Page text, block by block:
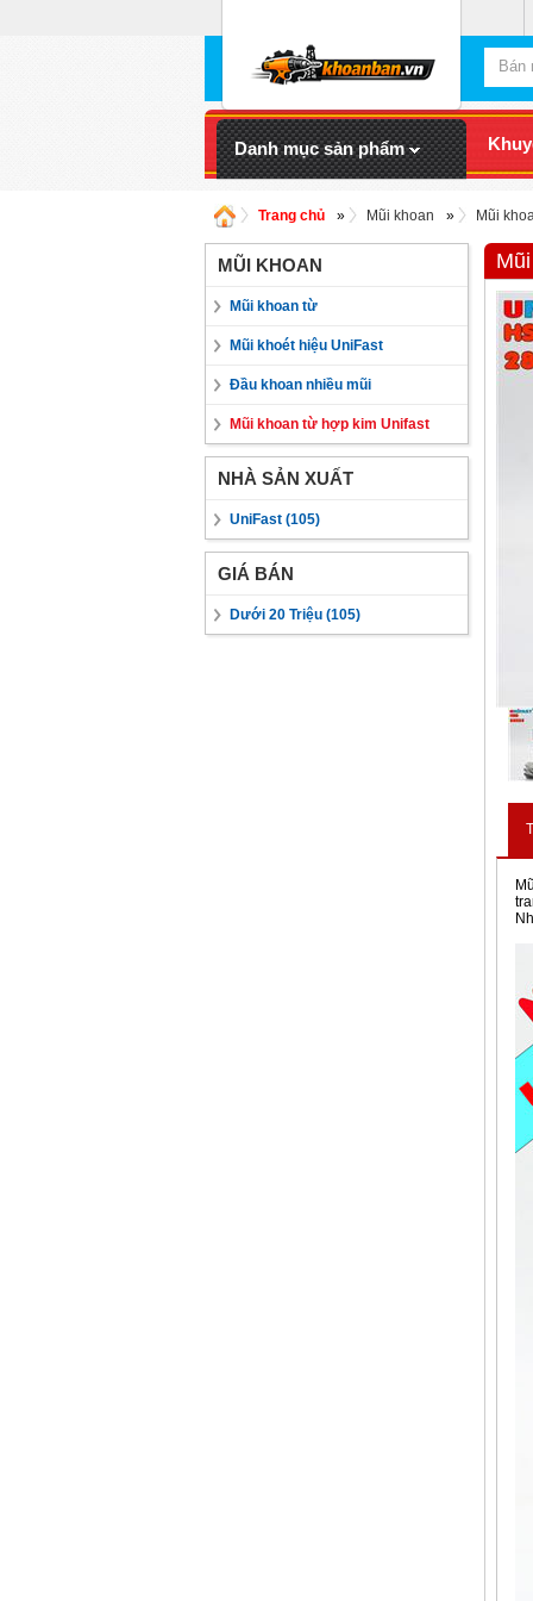
Danh mục sản phẩm
Trang chủ » Mũi khoan » Mũi
MŨI KHOAN
Mũi khoan từ
Mũi khoét hiệu UniFast
Đầu khoan nhiều mũi
Mũi khoan từ hợp kim Unifast
NHÀ SẢN XUẤT
UniFast (105)
GIÁ BÁN
Dưới 20 Triệu (105)